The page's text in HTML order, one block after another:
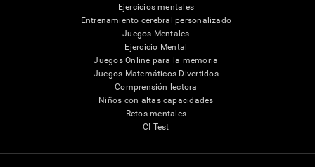
Ejercicios mentales
Entrenamiento cerebral personalizado
Juegos Mentales
Ejercicio Mental
Juegos Online para la memoria
Juegos Matemáticos Divertidos
Comprensión lectora
Niños con altas capacidades
Retos mentales
CI Test